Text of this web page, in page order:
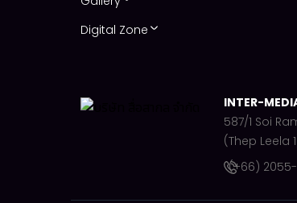
Digital Zone
INTER-
587/1 Soi
(Thep Leela
(+66)